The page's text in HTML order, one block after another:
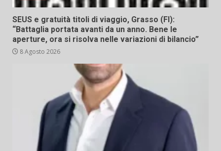
SEUS e gratuità titoli di viaggio, Grasso (FI):
“Battaglia portata avanti da un anno. Bene le
aperture, ora si risolva nelle variazioni di bilancio”
8 Agosto 2026